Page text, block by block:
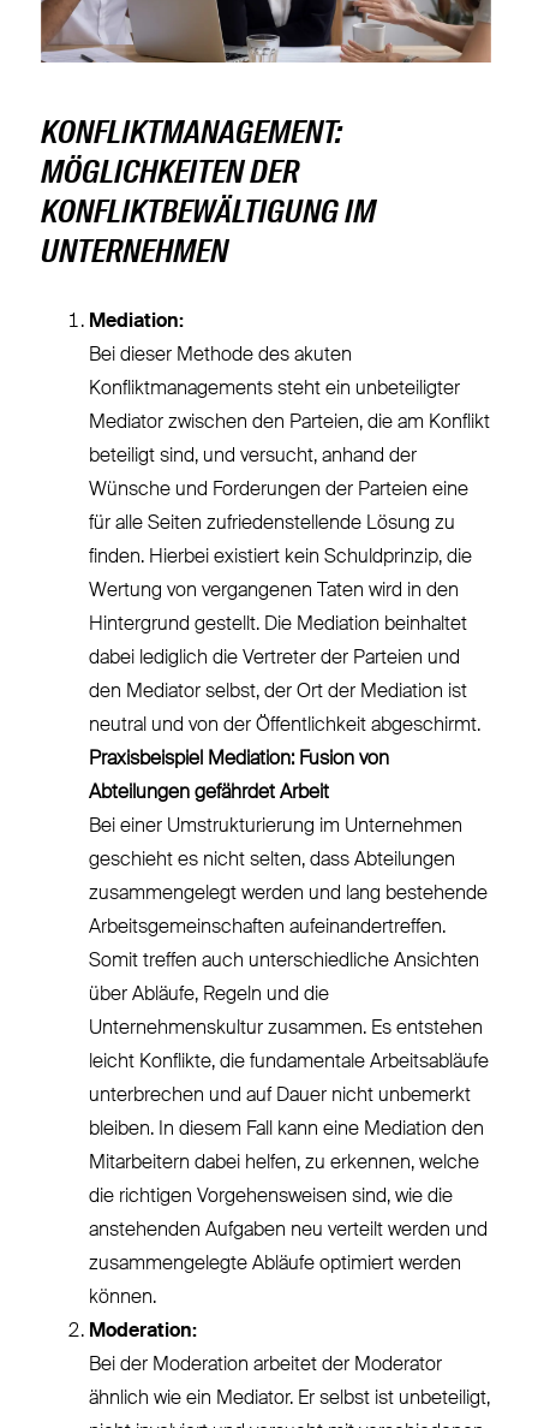
KONFLIKTMANAGEMENT:
MÖGLICHKEITEN DER
KONFLIKTBEWÄLTIGUNG IM
UNTERNEHMEN
Mediation:
Bei dieser Methode des akuten
Konfliktmanagements steht ein unbeteiligter
Mediator zwischen den Parteien, die am Konflikt
beteiligt sind, und versucht, anhand der
Wünsche und Forderungen der Parteien eine
für alle Seiten zufriedenstellende Lösung zu
finden. Hierbei existiert kein Schuldprinzip, die
Wertung von vergangenen Taten wird in den
Hintergrund gestellt. Die Mediation beinhaltet
dabei lediglich die Vertreter der Parteien und
den Mediator selbst, der Ort der Mediation ist
neutral und von der Öffentlichkeit abgeschirmt.
Praxisbeispiel Mediation: Fusion von
Abteilungen gefährdet Arbeit
Bei einer Umstrukturierung im Unternehmen
geschieht es nicht selten, dass Abteilungen
zusammengelegt werden und lang bestehende
Arbeitsgemeinschaften aufeinandertreffen.
Somit treffen auch unterschiedliche Ansichten
über Abläufe, Regeln und die
Unternehmenskultur zusammen. Es entstehen
leicht Konflikte, die fundamentale Arbeitsabläufe
unterbrechen und auf Dauer nicht unbemerkt
bleiben. In diesem Fall kann eine Mediation den
Mitarbeitern dabei helfen, zu erkennen, welche
die richtigen Vorgehensweisen sind, wie die
anstehenden Aufgaben neu verteilt werden und
zusammengelegte Abläufe optimiert werden
können.
Moderation:
Bei der Moderation arbeitet der Moderator
ähnlich wie ein Mediator. Er selbst ist unbeteiligt,